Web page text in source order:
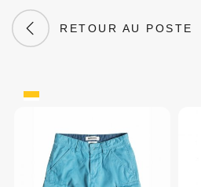
RETOUR AU POSTE